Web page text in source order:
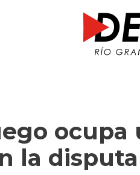
ocupa
la